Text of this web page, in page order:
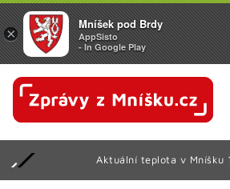
Aktuální teplota v Mníšku
×
Mníšek pod Brdy
AppSisto
- In Google Play